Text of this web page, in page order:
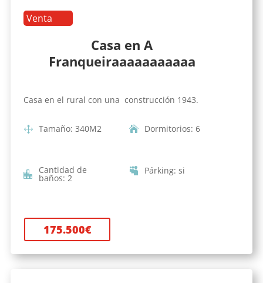
Venta
Casa en A
Franqueiraaaaaaaaaaa
Casa en el rural con una construcción 1943.
Tamaño: 340M2 Dormitorios: 6
Cantidad de
baños: 2
Párking: si
175.500€